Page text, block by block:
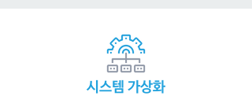
​시스템 가상화